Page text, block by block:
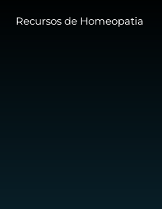
Recursos de Homeopatia